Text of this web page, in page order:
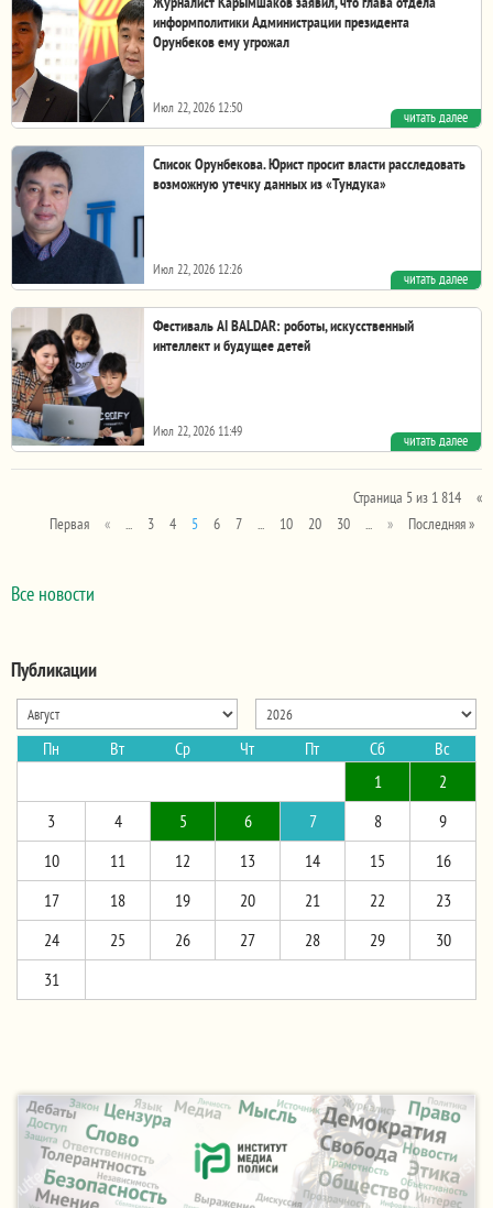
Журналист Карымшаков заявил, что глава отдела
информполитики Администрации президента
Орунбеков ему угрожал
Июл 22, 2026 12:50
Журналист Эламан Карымшаков и руководитель отдела
информационной политики президента Кыргызстана...
читать далее
Список Орунбекова. Юрист просит власти расследовать
возможную утечку данных из «Тундука»
Июл 22, 2026 12:26
Юрист Нурбек Токтакунов опубликовал открытое
обращение к президенту Садыру Жапарову по поводу...
читать далее
Фестиваль AI BALDAR: роботы, искусственный
интеллект и будущее детей
Июл 22, 2026 11:49
Фото компании. Дети и родители смогут не просто узнать об
искусственном интеллекте, а попробовать...
читать далее
Страница 5 из 1 814
«
Первая
« ... 3 4 5 6 7 ... 10 20 30 ... » Последняя »
Все новости
Публикации
Пн Вт Ср Чт Пт Сб
Вс
1
2
3
4 5 6 7 8
9
10
11 12 13 14 15
16
17
18 19 20 21 22
23
24
25 26 27 28 29
30
31